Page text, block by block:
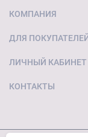
КОМПАНИЯ
ДЛЯ
ЛИЧНЫЙ КАБИНЕТ
КОНТАКТЫ